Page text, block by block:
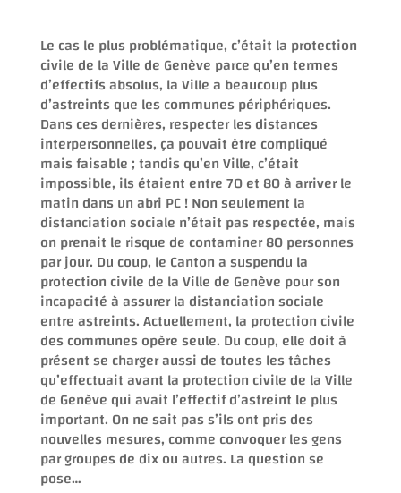
Le cas le plus problématique, c’était la protection
civile de la Ville de Genève parce qu’en termes
d’effectifs absolus, la Ville a beaucoup plus
d’astreints que les communes périphériques.
Dans ces dernières, respecter les distances
interpersonnelles, ça pouvait être compliqué
mais faisable ; tandis qu’en Ville, c’était
impossible, ils étaient entre 70 et 80 à arriver le
matin dans un abri PC ! Non seulement la
distanciation sociale n’était pas respectée, mais
on prenait le risque de contaminer 80 personnes
par jour. Du coup, le Canton a suspendu la
protection civile de la Ville de Genève pour son
incapacité à assurer la distanciation sociale
entre astreints. Actuellement, la protection civile
des communes opère seule. Du coup, elle doit à
présent se charger aussi de toutes les tâches
qu’effectuait avant la protection civile de la Ville
de Genève qui avait l’effectif d’astreint le plus
important. On ne sait pas s’ils ont pris des
nouvelles mesures, comme convoquer les gens
par groupes de dix ou autres. La question se
pose…